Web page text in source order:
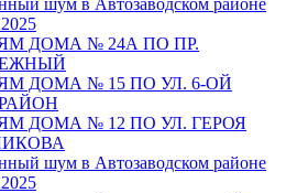
шум в Автозаводском районе
ДОМА № 24А ПО ПР.
ДОМА № 15 ПО УЛ. 6-ОЙ
ДОМА № 12 ПО УЛ. ГЕРОЯ
шум в Автозаводском районе